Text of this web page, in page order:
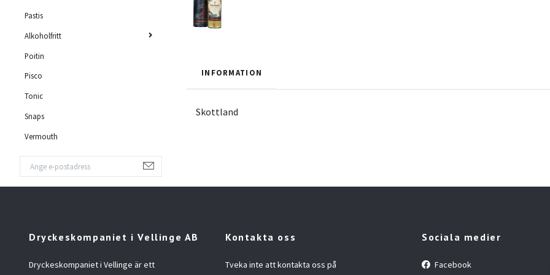
Pastis
Alkoholfritt
Poitin
Pisco
Tonic
Snaps
Vermouth
INFORMATION
Skottland
Dryckeskompaniet i Vellinge AB
Dryckeskompaniet i Vellinge är ett
Kontakta oss
Tveka inte att kontakta oss på
Sociala medier
Facebook